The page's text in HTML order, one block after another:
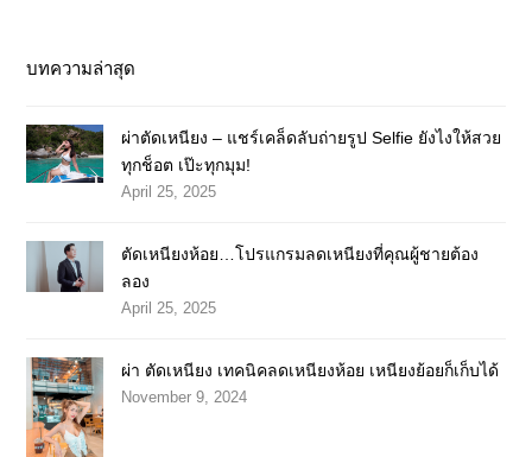
บทความล่าสุด
ผ่าตัดเหนียง – แชร์เคล็ดลับถ่ายรูป Selfie ยังไงให้สวย
ทุกช็อต เป๊ะทุกมุม!
April 25, 2025
ตัดเหนียงห้อย…โปรแกรมลดเหนียงที่คุณผู้ชายต้อง
ลอง
April 25, 2025
ผ่า ตัดเหนียง เทคนิคลดเหนียงห้อย เหนียงย้อยก็เก็บได้
November 9, 2024